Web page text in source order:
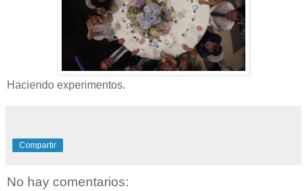
Haciendo experimentos.
Compartir
No hay comentarios: